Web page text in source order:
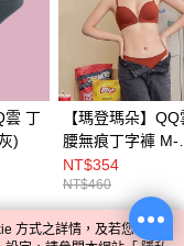
雲 丁
)
【瑪登瑪朵】
腰無痕丁字褲 M-
XL(黑/秋葉黃/鐵
內斂綠/丹栗紅)
NT$354
NT$460
方式之詳情，及若您不希